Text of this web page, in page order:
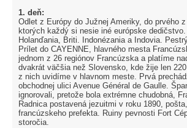
1. deň:
Odlet z Európy do Južnej Ameriky, do prvého
ktorých každý si nesie iné európske
Holanďania, Briti. Indonézania a Indovia.
Prílet do CAYENNE, hlavného mesta
jednom z 26 regiónov Francúzska a platíme
dvakrát väčšia než Slovensko, kde žije len
z nich uvidíme v hlavnom meste. Prvá
obchodnej ulici Avenue Général de Gaulle.
ignorovali, pretože bola extrémne chudobná,
Radnica postavená jezuitmi v roku 1890,
francúzskeho prefekta. Ruiny pevnosti Fort
storočia.